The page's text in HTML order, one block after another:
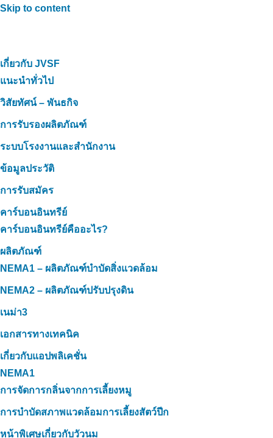
Skip to content
เกี่ยวกับ JVSF
แนะนำทั่วไป
วิสัยทัศน์ – พันธกิจ
การรับรองผลิตภัณฑ์
ระบบโรงงานและสำนักงาน
ข้อมูลประวัติ
การรับสมัคร
คาร์บอนอินทรีย์
คาร์บอนอินทรีย์คืออะไร?
ผลิตภัณฑ์
NEMA1 – ผลิตภัณฑ์บำบัดสิ่งแวดล้อม
NEMA2 – ผลิตภัณฑ์ปรับปรุงดิน
เนม่า3
เอกสารทางเทคนิค
เกี่ยวกับแอปพลิเคชั่น
NEMA1
การจัดการกลิ่นจากการเลี้ยงหมู
การบำบัดสภาพแวดล้อมการเลี้ยงสัตว์ปีก
หน้าพิเศษเกี่ยวกับวัวนม